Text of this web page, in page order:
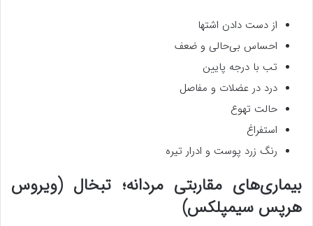
از دست دادن اشتها
احساس بی‌حالی و ضعف
تب با درجه پایین
درد در عضلات و مفاصل
حالت تهوع
استفراغ
رنگ زرد پوست و ادرار تیره
بیماری‌های مقاربتی مردانه؛ تبخال (ویروس
هرپس سیمپلکس)